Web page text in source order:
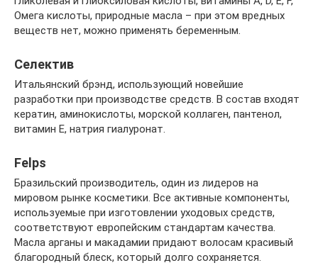
Омега кислоты, природные масла – при этом вредных
веществ нет, можно применять беременным.
Cелектив
Итальянский брэнд, использующий новейшие
разработки при производстве средств. В состав входят
кератин, аминокислоты, морской коллаген, пантенол,
витамин E, натрия гиалуронат.
Felps
Бразильский производитель, один из лидеров на
мировом рынке косметики. Все активные компоненты,
используемые при изготовлении уходовых средств,
соответствуют европейским стандартам качества.
Масла арганы и макадамии придают волосам красивый
благородный блеск, который долго сохраняется.